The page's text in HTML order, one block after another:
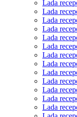
Lada
Lada
Lada
Lada
Lada
Lada
Lada
Lada
Lada
Lada
Lada
Lada
Lada